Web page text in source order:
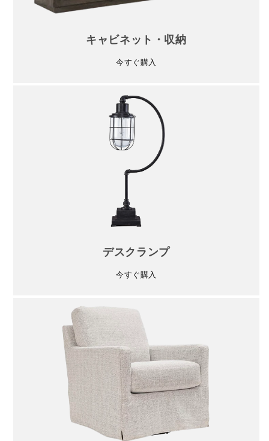
キャビネット・収納
今すぐ購入
デスクランプ
今すぐ購入